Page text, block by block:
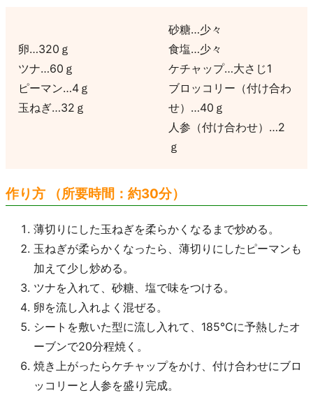
卵…320ｇ
ツナ…60ｇ
ピーマン…4ｇ
玉ねぎ…32ｇ
砂糖…少々
食塩…少々
ケチャップ…大さじ1
ブロッコリー（付け合わ
せ）…40ｇ
人参（付け合わせ）…2
ｇ
作り方 （所要時間：約30分）
薄切りにした玉ねぎを柔らかくなるまで炒める。
玉ねぎが柔らかくなったら、薄切りにしたピーマンも
加えて少し炒める。
ツナを入れて、砂糖、塩で味をつける。
卵を流し入れよく混ぜる。
シートを敷いた型に流し入れて、185℃に予熱したオ
ーブンで20分程焼く。
焼き上がったらケチャップをかけ、付け合わせにブロ
ッコリーと人参を盛り完成。